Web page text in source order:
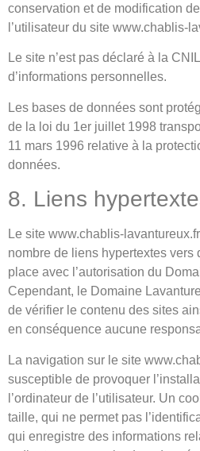
conservation et de modification
l’utilisateur du site www.chablis-
Le site n’est pas déclaré à la
d’informations personnelles.
Les bases de données sont
de la loi du 1er juillet 1998
11 mars 1996 relative à la
données.
8. Liens
Le site www.chablis-
nombre de liens hypertextes vers
place avec l’autorisation du
Cependant, le Domaine
de vérifier le contenu des sites
en conséquence aucune
La navigation sur le site
susceptible de provoquer
l’ordinateur de l’utilisateur. Un
taille, qui ne permet pas
qui enregistre des informations